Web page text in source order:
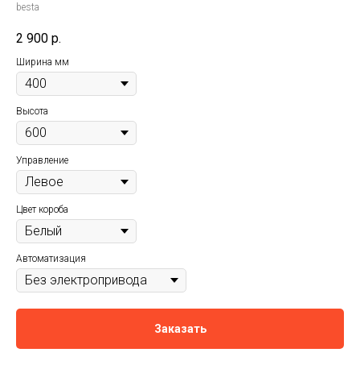
besta
2 900 р.
Ширина мм
Высота
Управление
Цвет короба
Автоматизация
Заказать